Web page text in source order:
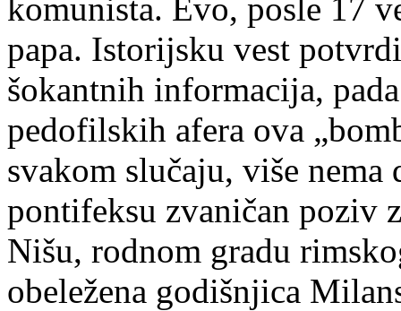
komunista. Evo, posle 17
papa. Istorijsku vest
šokantnih informacija,
pedofilskih afera ova
svakom slučaju, više nema
pontifeksu zvaničan poziv
Nišu, rodnom gradu
obeležena godišnjica